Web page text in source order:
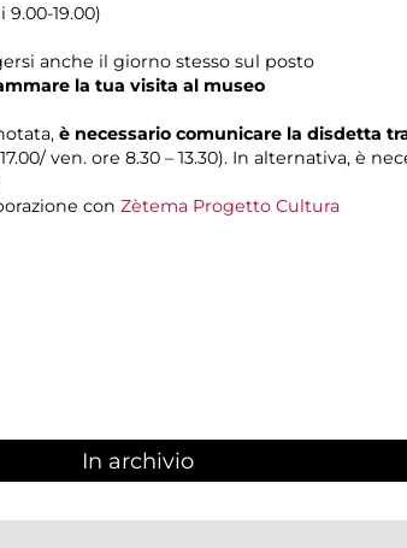
19.00)
anche il giorno stesso sul posto
la tua visita al museo
è necessario comunicare la disdetta
ven. ore 8.30 – 13.30). In alternativa, è
con Zètema Progetto Cultura
In archivio